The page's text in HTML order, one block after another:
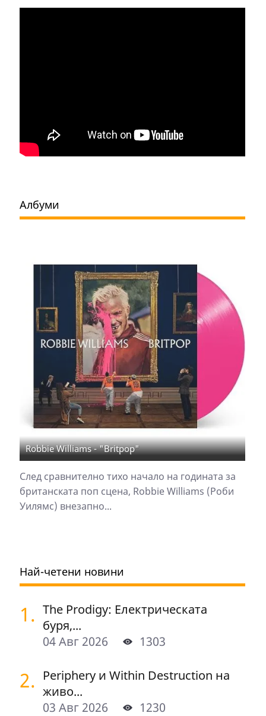
Албуми
Robbie Williams - "Britpop"
След сравнително тихо начало на годината за
британската поп сцена, Robbie Williams (Роби
Уилямс) внезапно...
Най-четени новини
1. The Prodigy: Електрическата
буря,...
04 Авг 2026
1303
2. Periphery и Within Destruction на
живо...
03 Авг 2026
1230